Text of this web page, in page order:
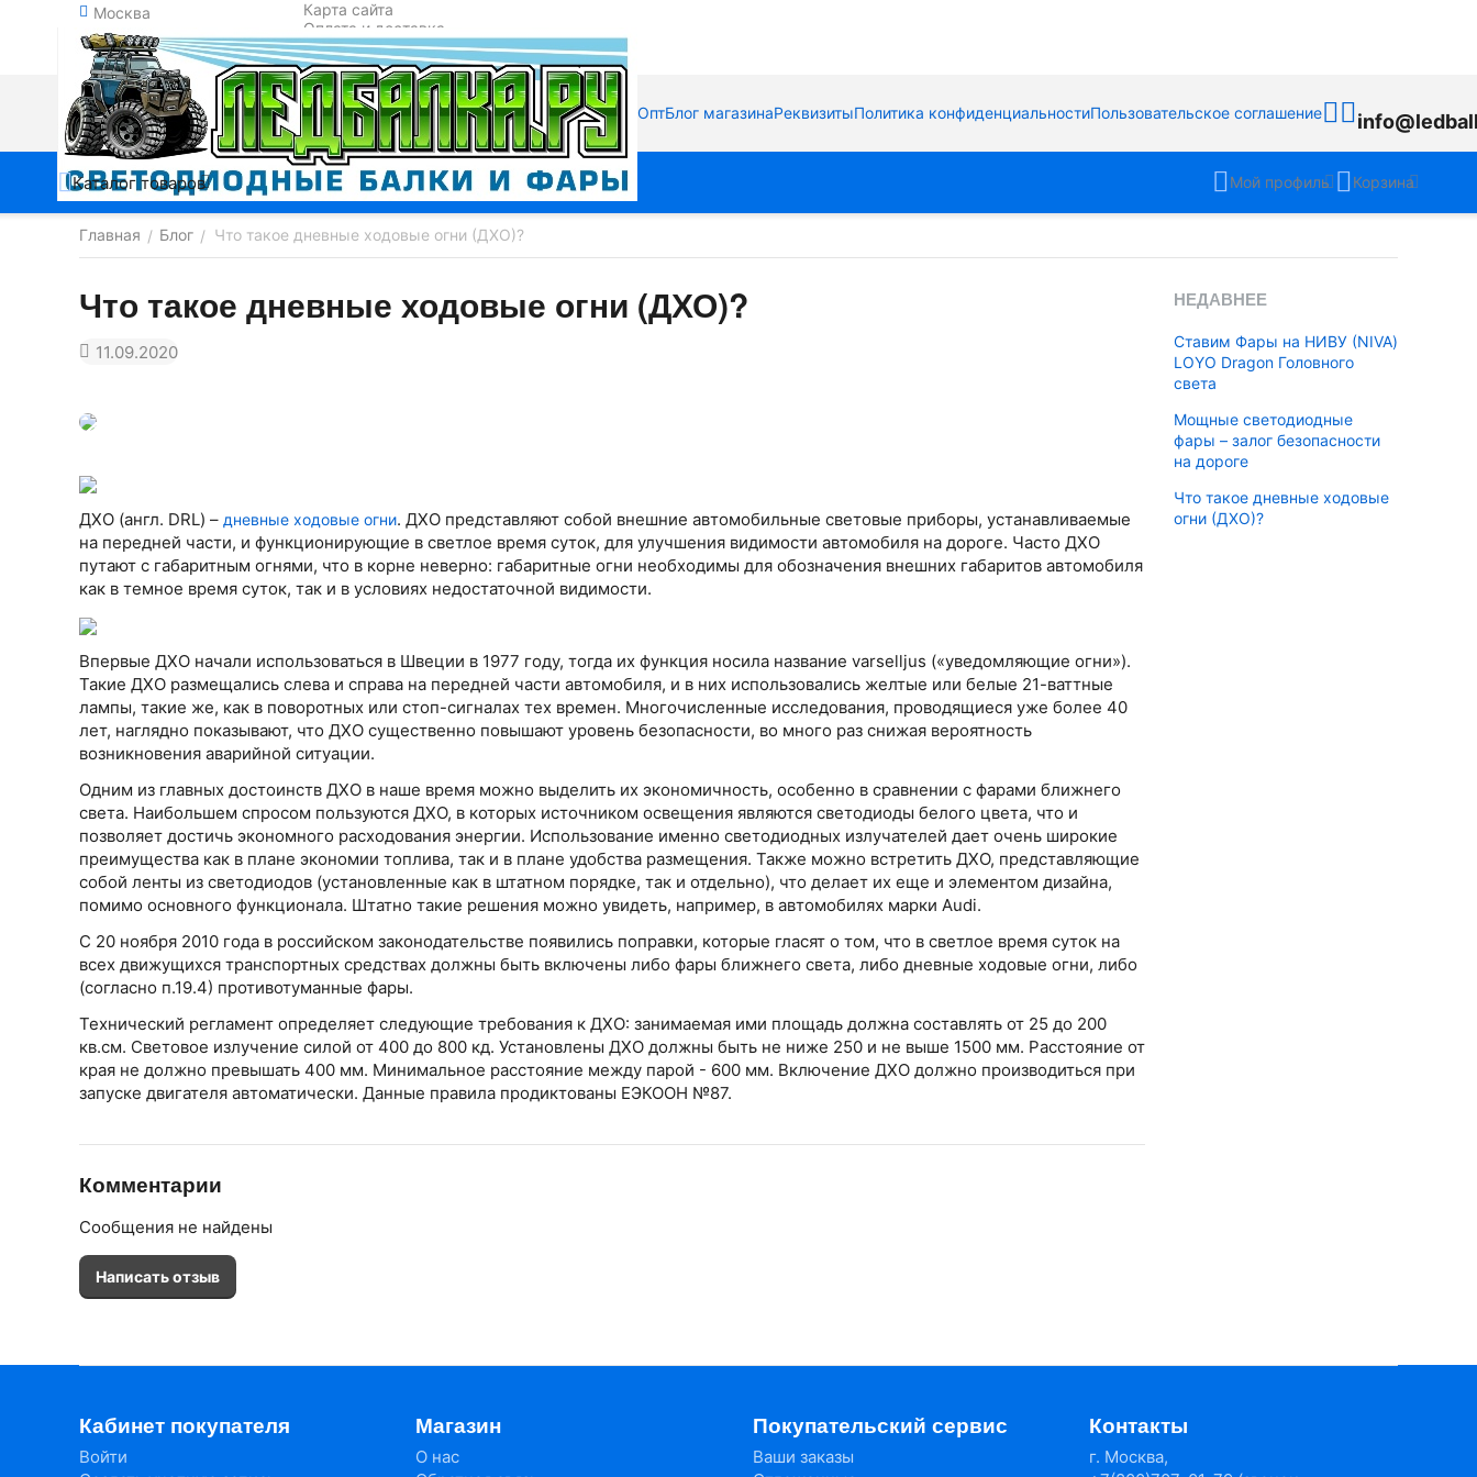
Москва
Карта сайта
Оплата и доставка
Обмен и возврат
Контакты
ОптБлог магазинаРеквизитыПолитика конфиденциальностиПользовательское соглашение
Каталог товаров Мой профиль Корзина
Главная / Блог / Что такое дневные ходовые огни (ДХО)?
Что такое дневные ходовые огни (ДХО)?
11.09.2020
ДХО (англ. DRL) – дневные ходовые огни. ДХО представляют собой внешние автомобильные световые приборы, устанавливаемые
на передней части, и функционирующие в светлое время суток, для улучшения видимости автомобиля на дороге. Часто ДХО
путают с габаритным огнями, что в корне неверно: габаритные огни необходимы для обозначения внешних габаритов автомобиля
как в темное время суток, так и в условиях недостаточной видимости.
Впервые ДХО начали использоваться в Швеции в 1977 году, тогда их функция носила название varselljus («уведомляющие огни»).
Такие ДХО размещались слева и справа на передней части автомобиля, и в них использовались желтые или белые 21-ваттные
лампы, такие же, как в поворотных или стоп-сигналах тех времен. Многочисленные исследования, проводящиеся уже более 40
лет, наглядно показывают, что ДХО существенно повышают уровень безопасности, во много раз снижая вероятность
возникновения аварийной ситуации.
Одним из главных достоинств ДХО в наше время можно выделить их экономичность, особенно в сравнении с фарами ближнего
света. Наибольшем спросом пользуются ДХО, в которых источником освещения являются светодиоды белого цвета, что и
позволяет достичь экономного расходования энергии. Использование именно светодиодных излучателей дает очень широкие
преимущества как в плане экономии топлива, так и в плане удобства размещения. Также можно встретить ДХО, представляющие
собой ленты из светодиодов (установленные как в штатном порядке, так и отдельно), что делает их еще и элементом дизайна,
помимо основного функционала. Штатно такие решения можно увидеть, например, в автомобилях марки Audi.
С 20 ноября 2010 года в российском законодательстве появились поправки, которые гласят о том, что в светлое время суток на
всех движущихся транспортных средствах должны быть включены либо фары ближнего света, либо дневные ходовые огни, либо
(согласно п.19.4) противотуманные фары.
Технический регламент определяет следующие требования к ДХО: занимаемая ими площадь должна составлять от 25 до 200
кв.см. Световое излучение силой от 400 до 800 кд. Установлены ДХО должны быть не ниже 250 и не выше 1500 мм. Расстояние от
края не должно превышать 400 мм. Минимальное расстояние между парой - 600 мм. Включение ДХО должно производиться при
запуске двигателя автоматически. Данные правила продиктованы ЕЭКООН №87.
Комментарии
Сообщения не найдены
Написать отзыв
НЕДАВНЕЕ
Ставим Фары на НИВУ (NIVA)
LOYO Dragon Головного
света
Мощные светодиодные
фары – залог безопасности
на дороге
Что такое дневные ходовые
огни (ДХО)?
Кабинет покупателя
Войти
Магазин
О нас
Покупательский сервис
Ваши заказы
Контакты
г. Москва,